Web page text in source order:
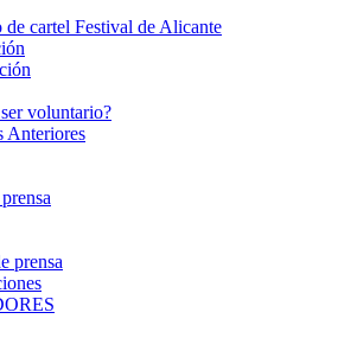
de cartel Festival de Alicante
voluntario?
Anteriores
prensa